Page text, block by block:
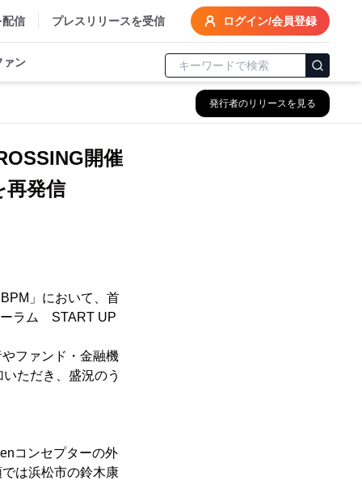
配信 プレスリリースを受信 ログイン/会員登録
ァン
発行者のリリースを見る
開催
発信
」において、首
ーラム START UP
ファンド・金融機
ただき、盛況のう
コンセプターの外
は浜松市の鈴木康